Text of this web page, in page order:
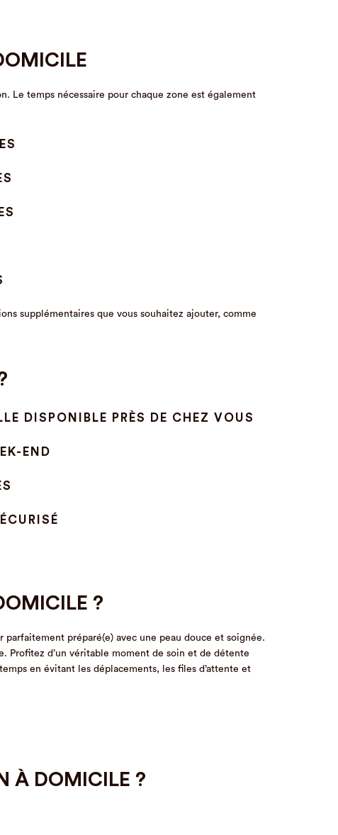
Le temps nécessaire pour chaque zone est également
supplémentaires que vous souhaitez ajouter, comme
DISPONIBLE PRÈS DE CHEZ VOUS
END
?
préparé(e) avec une peau douce et soignée.
Profitez d’un véritable moment de soin et de détente
en évitant les déplacements, les files d’attente et
À DOMICILE ?